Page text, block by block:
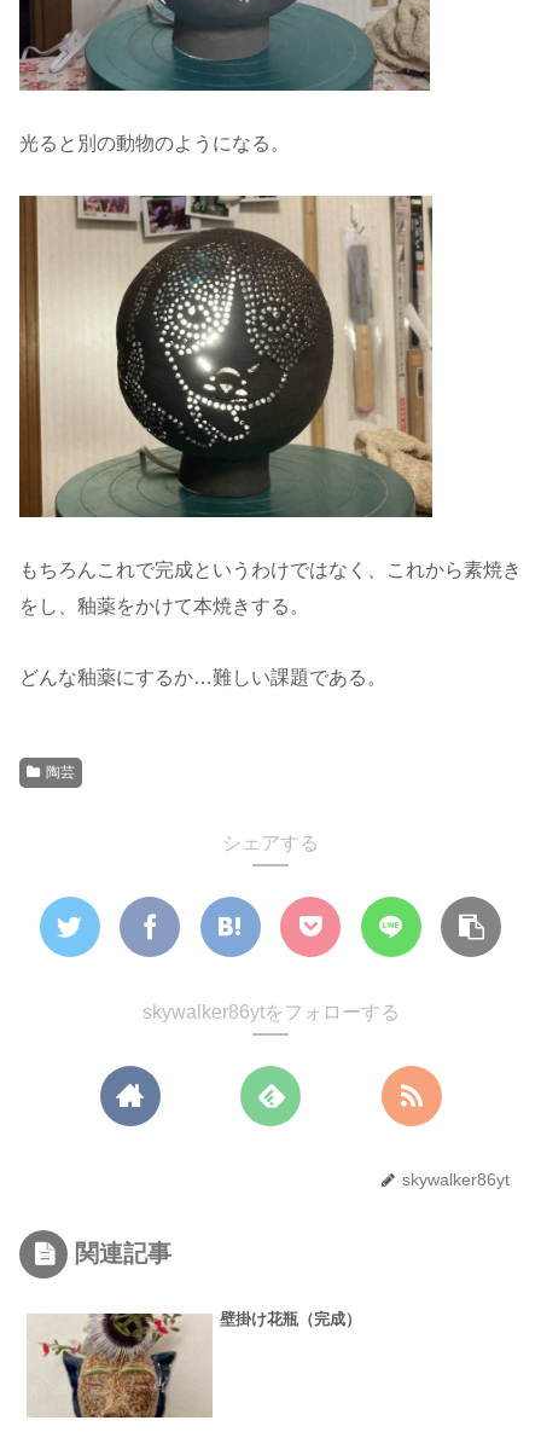
光ると別の動物のようになる。
もちろんこれで完成というわけではなく、これから素焼き
をし、釉薬をかけて本焼きする。
どんな釉薬にするか…難しい課題である。
陶芸
シェアする
skywalker86ytをフォローする
skywalker86yt
関連記事
壁掛け花瓶（完成）